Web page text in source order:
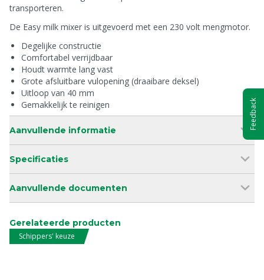
transporteren.
De Easy milk mixer is uitgevoerd met een 230 volt mengmotor.
Degelijke constructie
Comfortabel verrijdbaar
Houdt warmte lang vast
Grote afsluitbare vulopening (draaibare deksel)
Uitloop van 40 mm
Gemakkelijk te reinigen
Aanvullende informatie
Specificaties
Aanvullende documenten
Gerelateerde producten
Schippers' keuze
Feedback